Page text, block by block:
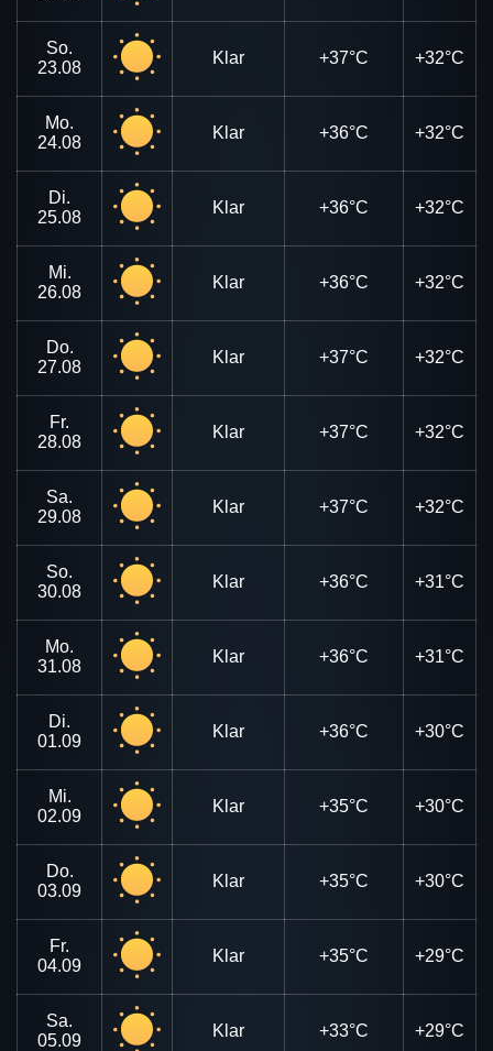
So.
23.08
Klar +37°C +32°C
Mo.
24.08
Klar +36°C +32°C
Di.
25.08
Klar +36°C +32°C
Mi.
26.08
Klar +36°C +32°C
Do.
27.08
Klar +37°C +32°C
Fr.
28.08
Klar +37°C +32°C
Sa.
29.08
Klar +37°C +32°C
So.
30.08
Klar +36°C +31°C
Mo.
31.08
Klar +36°C +31°C
Di.
01.09
Klar +36°C +30°C
Mi.
02.09
Klar +35°C +30°C
Do.
03.09
Klar +35°C +30°C
Fr.
04.09
Klar +35°C +29°C
Sa.
05.09
Klar +33°C +29°C